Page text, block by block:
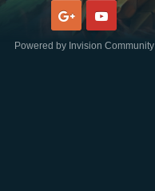
Google Youtube
Powered by Invision Community